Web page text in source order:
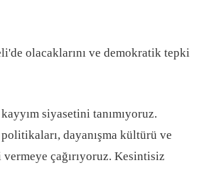
olacaklarını ve demokratik tepki
siyasetini tanımıyoruz.
dayanışma kültürü ve
çağırıyoruz. Kesintisiz